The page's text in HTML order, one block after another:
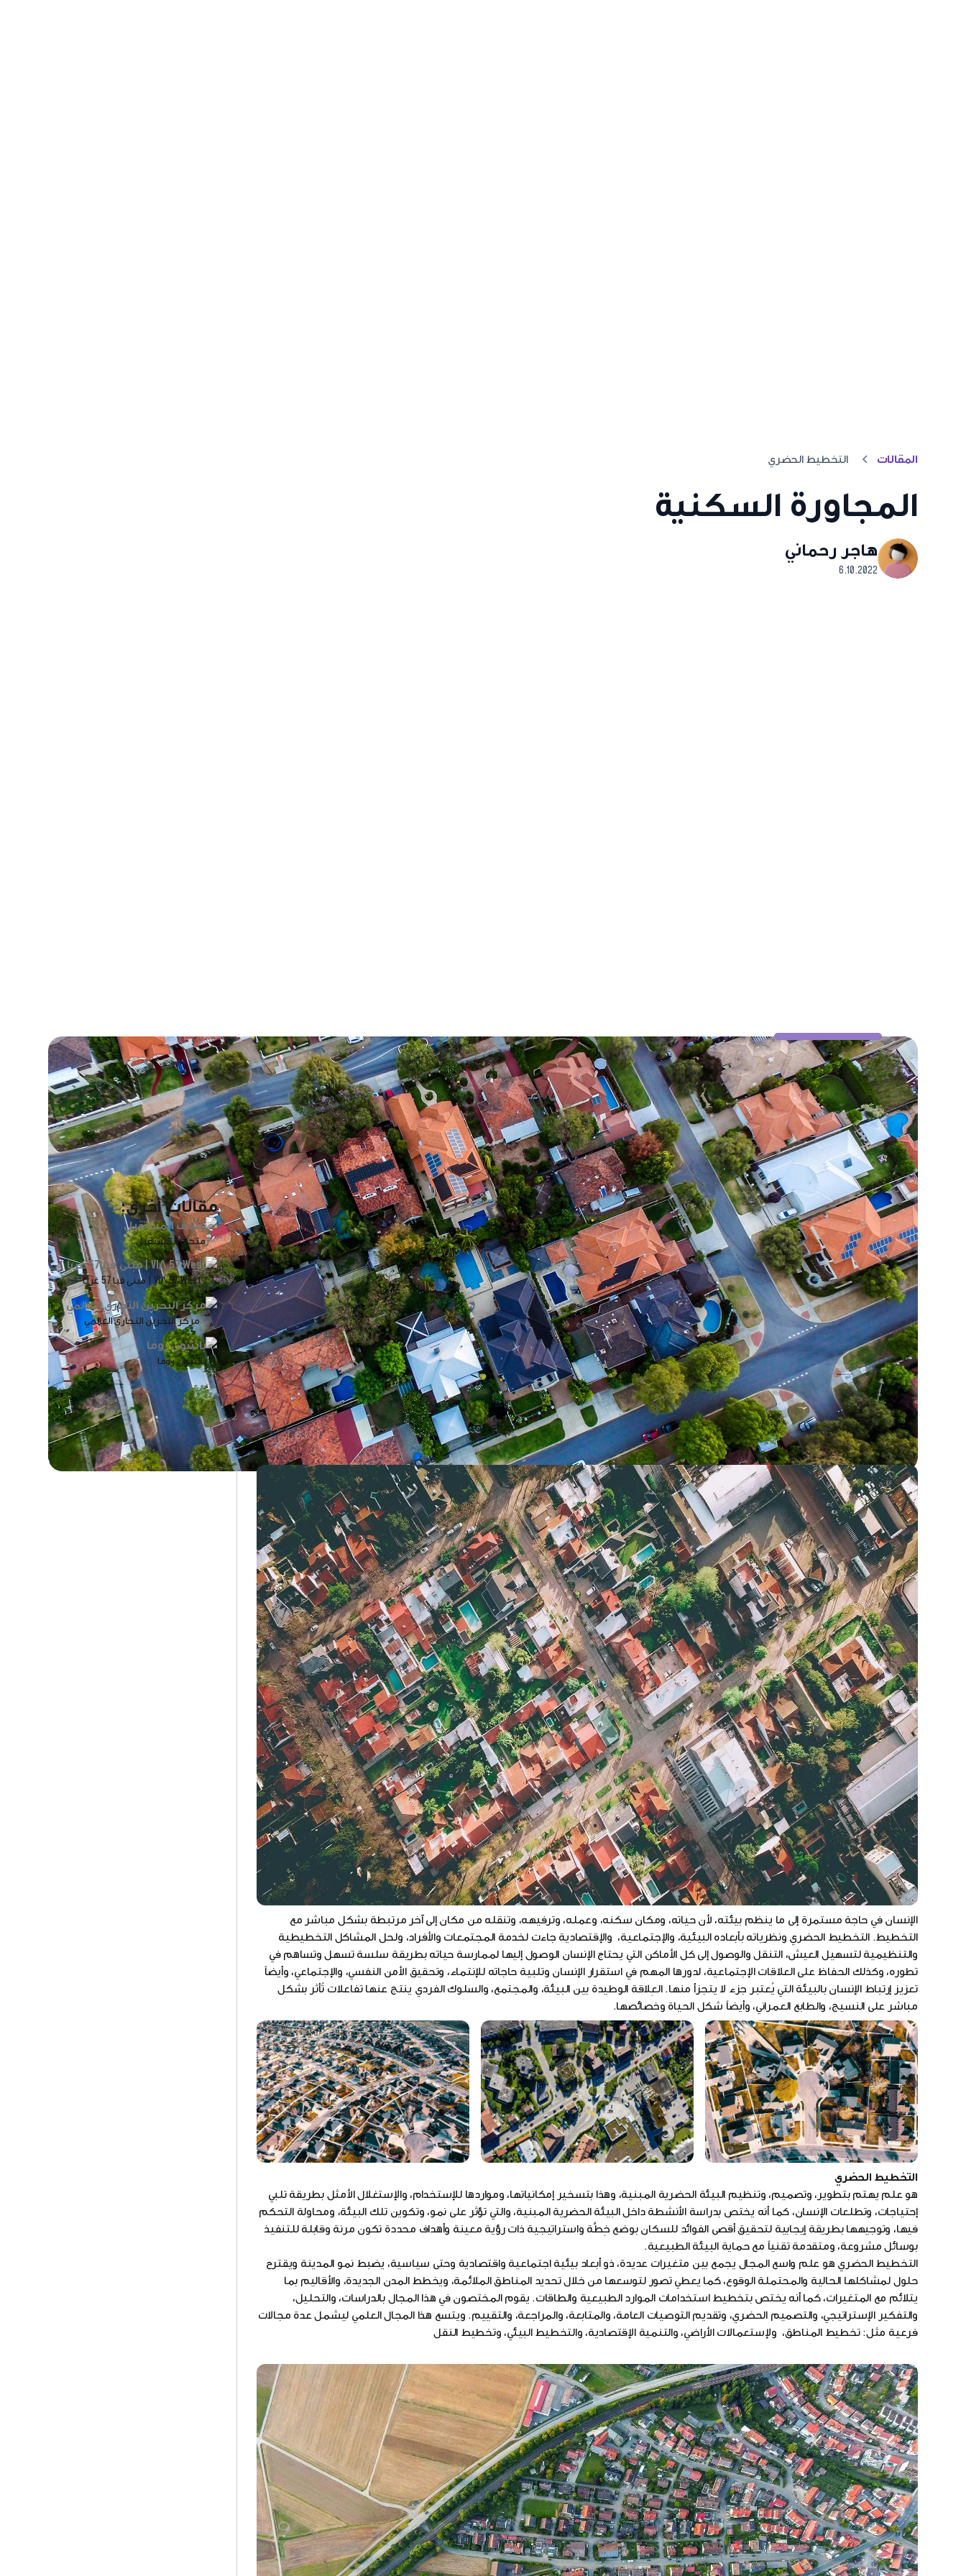
المقالات التخطيط الحضري
المجاورة السكنية
هاجر رحماني
6.10.2022
الإنسان في حاجة مستمرة إلى ما ينظم بيئته، لأن حياته، ومكان سكنه، وعمله، وترفيهه، وتنقله من مكان إلى آخر مرتبطة بشكل مباشر مع
التخطيط. التخطيط الحضري ونظرياته بأبعاده البيئية، والإجتماعية، والإقتصادية جاءت لخدمة المجتمعات والأفراد، ولحل المشاكل التخطيطية
والتنظيمية لتسهيل العيش، التنقل والوصول إلى كل الأماكن التي يحتاج الإنسان الوصول إليها لممارسة حياته بطريقة سلسة تسهل وتساهم في
تطوره، وكذلك الحفاظ على العلاقات الإجتماعية، لدورها المهم في استقرار الإنسان وتلبية حاجاته للإنتماء، وتحقيق الأمن النفسي، والإجتماعي، وأيضاً
تعزيز إرتباط الإنسان بالبيئة التي يُعتبر جزء لا يتجزأ منها. العِلاقة الوطيدة بين البيئة، والمجتمع، والسلوك الفردي ينتج عنها تفاعلات تُأثر بشكل
مباشر على النسيج، والطابع العمراني، وأيضاً شكل الحياة وخصائصها.
التخطيط الحضري
هو علم يهتم بتطوير، وتصميم، وتنظيم البيئة الحضرية المبنية، وهذا بتسخير إمكانياتها، ومواردها للإستخدام، والإستغلال الأمثل بطريقة تلبي
إحتياجات، وتطلعات الإنسان، كما أنه يختص بدراسة الأنشطة داخل البيئة الحضرية المبنية، والتي تؤثر على نمو، وتكوين تلك البيئة، ومحاولة التحكم
فيها، وتوجيهها بطريقة إيجابية لتحقيق أقصى الفوائد للسكان بوضع خِطَّة واستراتيجية ذات رؤية معينة وأهداف محددة تكون مرنة وقابلة للتنفيذ
بوسائل مشروعة، ومتقدمة تقنياً مع حماية البيئة الطبيعية.
التخطيط الحضري هو علم واسع المجال يجمع بين متغيرات عديدة، ذو أبعاد بيئية اجتماعية واقتصادية وحتى سياسية، يضبط نمو المدينة ويقترح
حلول لمشاكلها الحالية والمحتملة الوقوع، كما يعطي تصور لتوسعها من خلال تحديد المناطق الملائمة، ويخطط المدن الجديدة، والأقاليم بما
يتلائم مع المتغيرات، كما أنه يختص بتخطيط استخدامات الموارد الطبيعية والطاقات. يقوم المختصون في هذا المجال بالدراسات، والتحليل،
والتفكير الإستراتيجي، والتصميم الحضري، وتقديم التوصيات العامة، والمتابعة، والمراجعة، والتقييم. ويتسع هذا المجال العلمي ليشمل عدة مجالات
فرعية مثل: تخطيط المناطق، ولإستعمالات الأراضي، والتنمية الإقتصادية، والتخطيط البيئي، وتخطيط النقل
مقالات أخرى:
متحف المستقبل
VIΛ 57 West | مبنى فيا 57 غرباً
مركز البحرين التجاري العالمي
بانثيون روما